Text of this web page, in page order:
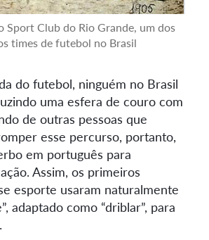
Sport Club do Rio Grande, um dos
times de futebol no Brasil
do futebol, ninguém no Brasil
uma esfera de couro com
de outras pessoas que
esse percurso, portanto,
em português para
Assim, os primeiros
esporte usaram naturalmente
adaptado como “driblar”, para